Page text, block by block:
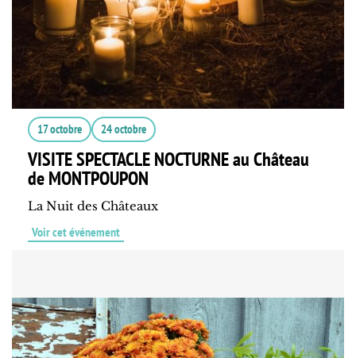
17 octobre 24 octobre
VISITE SPECTACLE NOCTURNE au Château
de MONTPOUPON
La Nuit des Châteaux
Voir cet événement